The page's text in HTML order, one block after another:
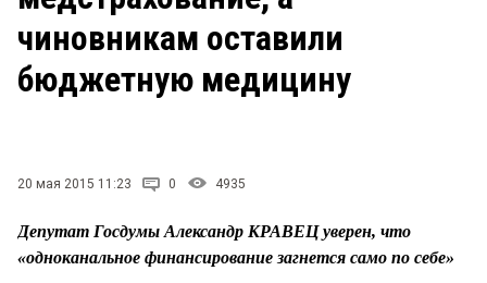
СТИЛЬ ЖИЗНИ
Архив
чиновникам оставили
бюджетную медицину
20 мая 2015 11:23 0 4935
Депутат Госдумы Александр КРАВЕЦ уверен, что
«одноканальное финансирование загнется само по себе»